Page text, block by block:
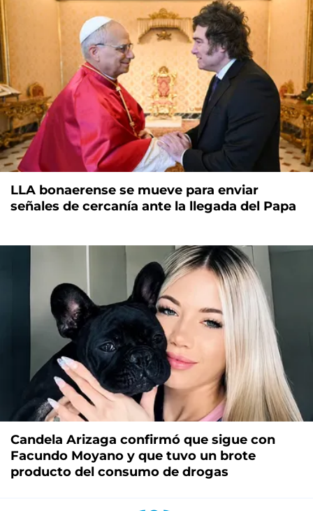
LLA bonaerense se mueve para enviar
señales de cercanía ante la llegada del Papa
Candela Arizaga confirmó que sigue con
Facundo Moyano y que tuvo un brote
producto del consumo de drogas